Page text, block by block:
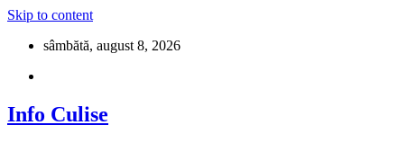
Skip to content
sâmbătă, august 8, 2026
Info Culise